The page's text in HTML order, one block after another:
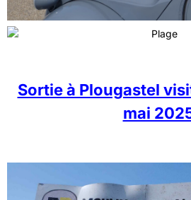
Sortie à Plougastel
mai